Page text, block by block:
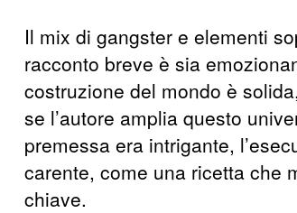
Il mix di gangster e elementi
racconto breve è sia
costruzione del mondo è
se l’autore amplia questo
premessa era intrigante,
carente, come una ricetta che
chiave.